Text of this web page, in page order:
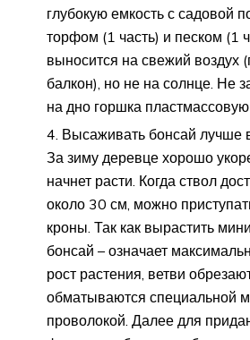
глубокую емкость с садовой
торфом (1 часть) и песком (1
выносится на свежий воздух
балкон), но не на солнце. Не
на дно горшка пластмассовую
Высаживать бонсай лучше
За зиму деревце хорошо
начнет расти. Когда ствол
около 30 см, можно
кроны. Так как вырастить
бонсай – означает
рост растения, ветви
обматываются специальной
проволокой. Далее для